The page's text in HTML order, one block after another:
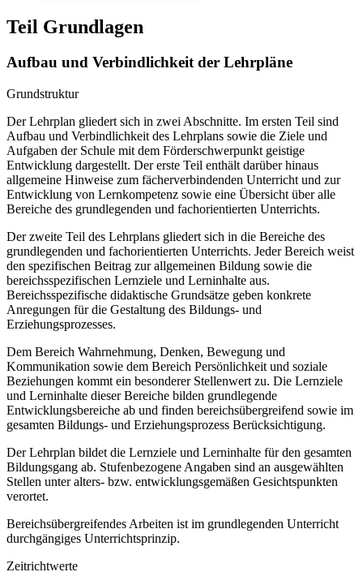
Teil Grundlagen
Aufbau und Verbindlichkeit der Lehrpläne
Grundstruktur
Der Lehrplan gliedert sich in zwei Abschnitte. Im ersten Teil sind
Aufbau und Verbindlichkeit des Lehrplans sowie die Ziele und
Aufgaben der Schule mit dem Förderschwerpunkt geistige
Entwicklung dargestellt. Der erste Teil enthält darüber hinaus
allgemeine Hinweise zum fächerverbindenden Unterricht und zur
Entwicklung von Lernkompetenz sowie eine Übersicht über alle
Bereiche des grundlegenden und fachorientierten Unterrichts.
Der zweite Teil des Lehrplans gliedert sich in die Bereiche des
grundlegenden und fachorientierten Unterrichts. Jeder Bereich weist
den spezifischen Beitrag zur allgemeinen Bildung sowie die
bereichsspezifischen Lernziele und Lerninhalte aus.
Bereichsspezifische didaktische Grundsätze geben konkrete
Anregungen für die Gestaltung des Bildungs- und
Erziehungsprozesses.
Dem Bereich Wahrnehmung, Denken, Bewegung und
Kommunikation sowie dem Bereich Persönlichkeit und soziale
Beziehungen kommt ein besonderer Stellenwert zu. Die Lernziele
und Lerninhalte dieser Bereiche bilden grundlegende
Entwicklungsbereiche ab und finden bereichsübergreifend sowie im
gesamten Bildungs- und Erziehungsprozess Berücksichtigung.
Der Lehrplan bildet die Lernziele und Lerninhalte für den gesamten
Bildungsgang ab. Stufenbezogene Angaben sind an ausgewählten
Stellen unter alters- bzw. entwicklungsgemäßen Gesichtspunkten
verortet.
Bereichsübergreifendes Arbeiten ist im grundlegenden Unterricht
durchgängiges Unterrichtsprinzip.
Zeitrichtwerte